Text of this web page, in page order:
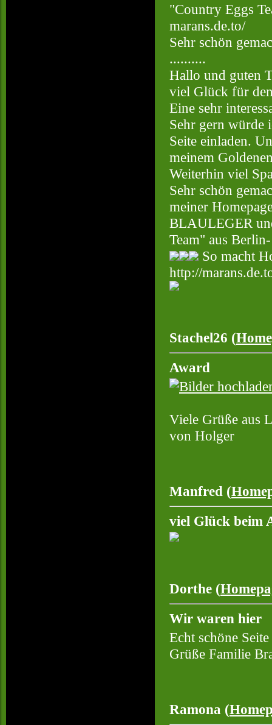
"Country Eggs
marans.de.to/
Sehr schön
..........
Hallo und guten
viel Glück für
Eine sehr
Sehr gern würde
Seite einladen.
meinem
Weiterhin viel
Sehr schön
meiner
BLAULEGER
Team" aus
So macht
http://
Stachel26 (
Award
Viele Grüße aus
von Holger
Manfred (
viel Glück beim
Dorthe (
Wir waren hier
Echt schöne
Grüße Familie
Ramona (